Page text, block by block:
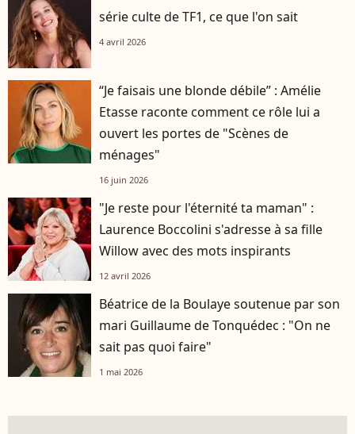
série culte de TF1, ce que l'on sait
4 avril 2026
“Je faisais une blonde débile” : Amélie
Etasse raconte comment ce rôle lui a
ouvert les portes de "Scènes de
ménages"
16 juin 2026
"Je reste pour l'éternité ta maman" :
Laurence Boccolini s'adresse à sa fille
Willow avec des mots inspirants
12 avril 2026
Béatrice de la Boulaye soutenue par son
mari Guillaume de Tonquédec : "On ne
sait pas quoi faire"
1 mai 2026